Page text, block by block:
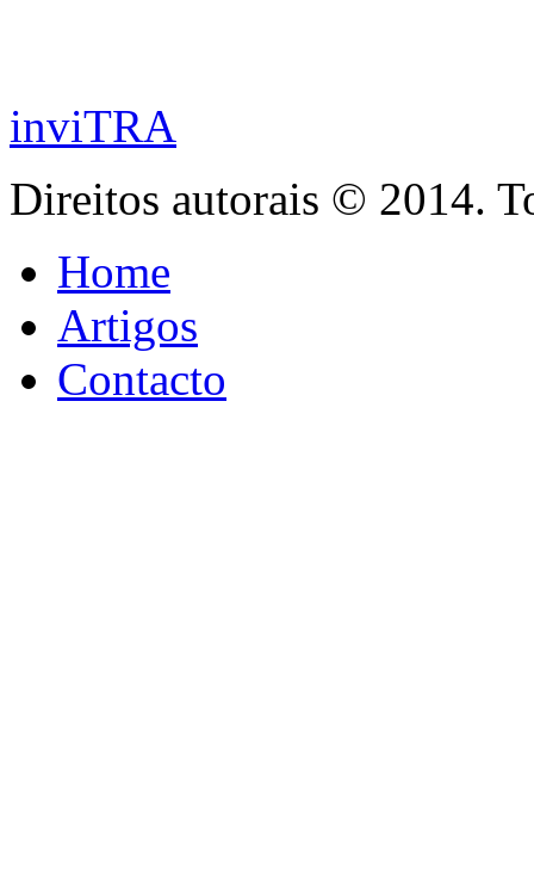
inviTRA
Direitos autorais © 2014.
Home
Artigos
Contacto